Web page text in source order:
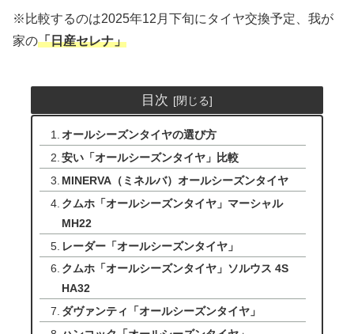
※比較するのは2025年12月下旬にタイヤ交換予定、我が
家の「日産セレナ」
目次
オールシーズンタイヤの選び方
安い「オールシーズンタイヤ」比較
MINERVA（ミネルバ）オールシーズンタイヤ
クムホ「オールシーズンタイヤ」マーシャル
MH22
レーダー「オールシーズンタイヤ」
クムホ「オールシーズンタイヤ」ソルウス 4S
HA32
ダヴァンティ「オールシーズンタイヤ」